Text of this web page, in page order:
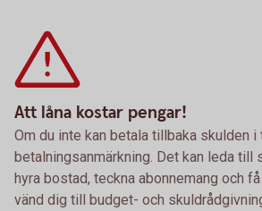
Att låna kostar pengar!
Om du inte kan betala tillbaka skulden i
betalningsanmärkning. Det kan leda till
hyra bostad, teckna abonnemang och
vänd dig till budget- och